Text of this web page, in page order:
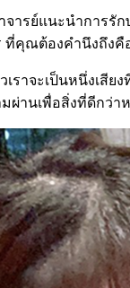
รย์แนะนำการรั
ที่คุณต้องคำนึงถึง
าจะเป็นหนึ่งเสีย
ผ่านเพื่อสิ่งที่ดีกว่า